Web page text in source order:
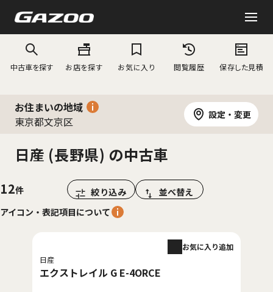
中古車を探す お店を探す お気に入り 閲覧履歴 保存した見積
お住まいの地域
東京都文京区
設定・変更
日産 (長野県) の中古車
12 絞り込み
並べ替え
アイコン・表記項目について
日産
エクストレイル G E-4ORCE
お気に入り追加